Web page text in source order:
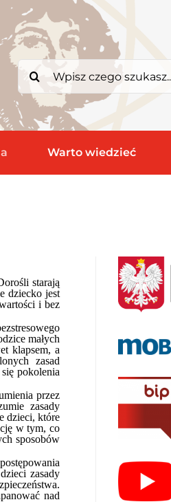
Search
Warto wiedzieć
starają
dziecko jest
i bez
małych
klapsem, a
zasad
pokolenia
przez
zasady
dzieci, które
w tym, co
sposobów
zasady
nad